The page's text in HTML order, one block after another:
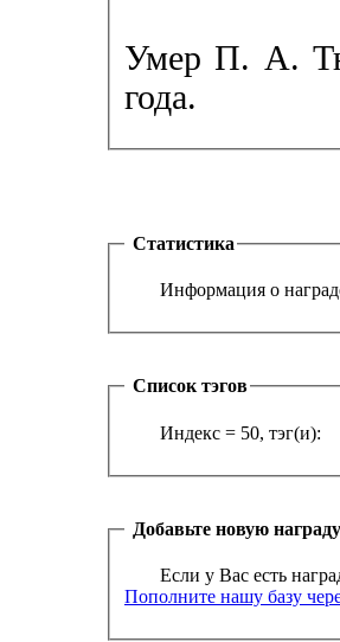
Умер П. А.
года.
Статистика
Информация о
Список тэгов
Индекс = 50, тэг(и):
Добавьте новую награду
Если у Вас есть
Пополните нашу базу